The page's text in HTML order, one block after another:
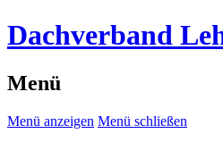
Dachverband
Menü
Menü anzeigen Menü schließen